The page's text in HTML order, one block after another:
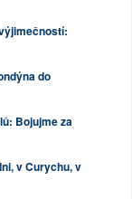
do
Bojujme za
v Curychu, v